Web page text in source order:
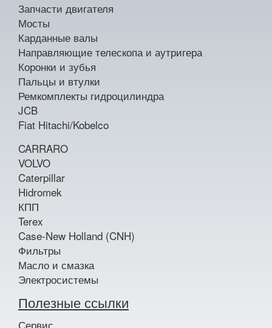
Запчасти двигателя
Мосты
Карданные валы
Направляющие телескопа и аутригера
Коронки и зубья
Пальцы и втулки
Ремкомплекты гидроцилиндра
JCB
Fiat Hitachi/Kobelco
CARRARO
VOLVO
Caterpillar
Hidromek
КПП
Terex
Case-New Holland (CNH)
Фильтры
Масло и смазка
Электросистемы
Полезные ссылки
Сервис